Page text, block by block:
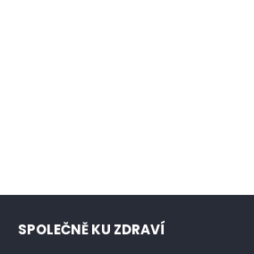
SPOLEČNĚ KU ZDRAVÍ